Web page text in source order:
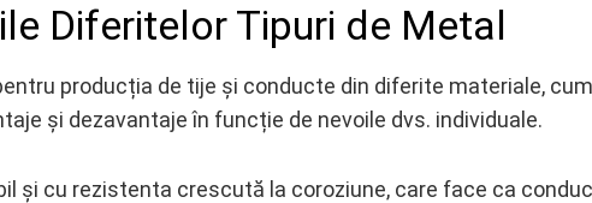
Diferitelor Tipuri de Metal
producția de tije și conducte din diferite materiale,
și dezavantaje în funcție de nevoile dvs. individuale.
și cu rezistenta crescută la coroziune, care face ca